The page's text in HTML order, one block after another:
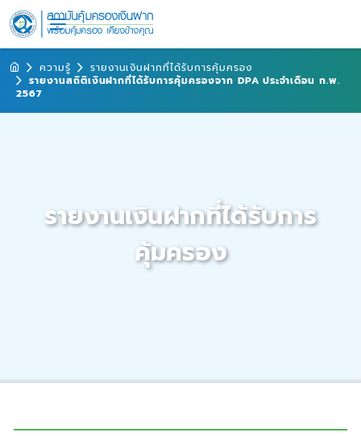
ความรู้
รายงานเงินฝากที่ได้รับการคุ้มครอง
รายงานสถิติเงินฝากที่ได้รับการคุ้มครองจาก DPA ประจำเดือน ก.พ.
2567
รายงานเงินฝากที่ได้รับการ
คุ้มครอง